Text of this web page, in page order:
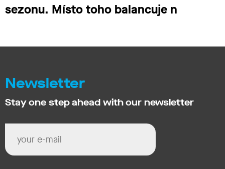
sezonu. Místo toho balancuje n
Newsletter
Stay one step ahead with our newsletter